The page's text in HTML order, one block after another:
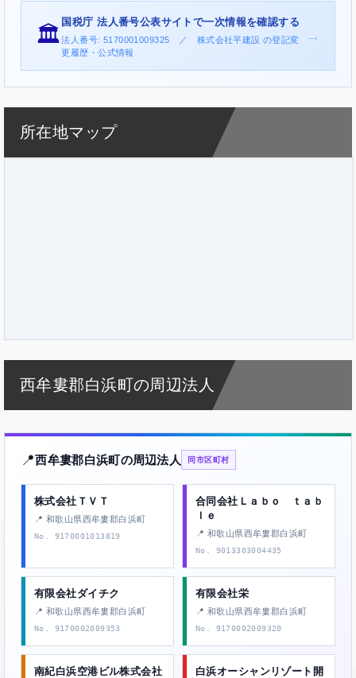
🏛️
国税庁 法人番号公表サイトで一次情報を確認する
法人番号: 5170001009325 ／ 株式会社平建設 の登記変
更履歴・公式情報
→
所在地マップ
西牟婁郡白浜町の周辺法人
📍西牟婁郡白浜町の周辺法人 同市区町村
株式会社ＴＶＴ
📍 和歌山県西牟婁郡白浜町
No. 9170001013819
合同会社Ｌａｂｏ ｔａｂ
ｌｅ
📍 和歌山県西牟婁郡白浜町
No. 9013303004435
有限会社ダイチク
📍 和歌山県西牟婁郡白浜町
No. 9170002009353
有限会社栄
📍 和歌山県西牟婁郡白浜町
No. 9170002009320
南紀白浜空港ビル株式会社
白浜オーシャンリゾート開